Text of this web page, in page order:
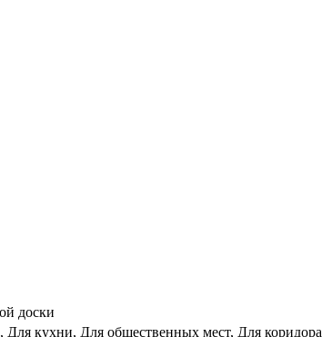
доски
Для кухни, Для общественных мест, Для коридора